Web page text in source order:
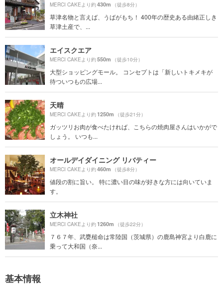
MERCI CAKEより約430m （徒歩8分）
草津名物と言えば、うばがもち！ 400年の歴史ある由緒正しき
草津土産で、...
エイスクエア
MERCI CAKEより約550m （徒歩10分）
大型ショッピングモール。 コンセプトは「新しいトキメキが
待ついつもの広場...
天晴
MERCI CAKEより約1250m （徒歩21分）
ガッツリお肉が食べたければ、こちらの焼肉屋さんはいかがで
しょう。 いつも...
オールデイダイニング リバティー
MERCI CAKEより約460m （徒歩8分）
値段の割に旨い。 特に濃い目の味が好きな方には向いていま
す。
立木神社
MERCI CAKEより約1260m （徒歩22分）
７６７年、武甕槌命は常陸国（茨城県）の鹿島神宮より白鹿に
乗って大和国（奈...
基本情報